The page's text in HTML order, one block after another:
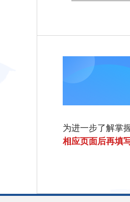
为进一步了解掌
相应页面后再填写